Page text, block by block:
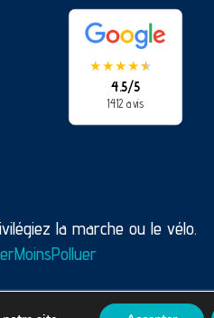
★★★★★
★
4.5/5
1412 avis
la marche ou le vélo.